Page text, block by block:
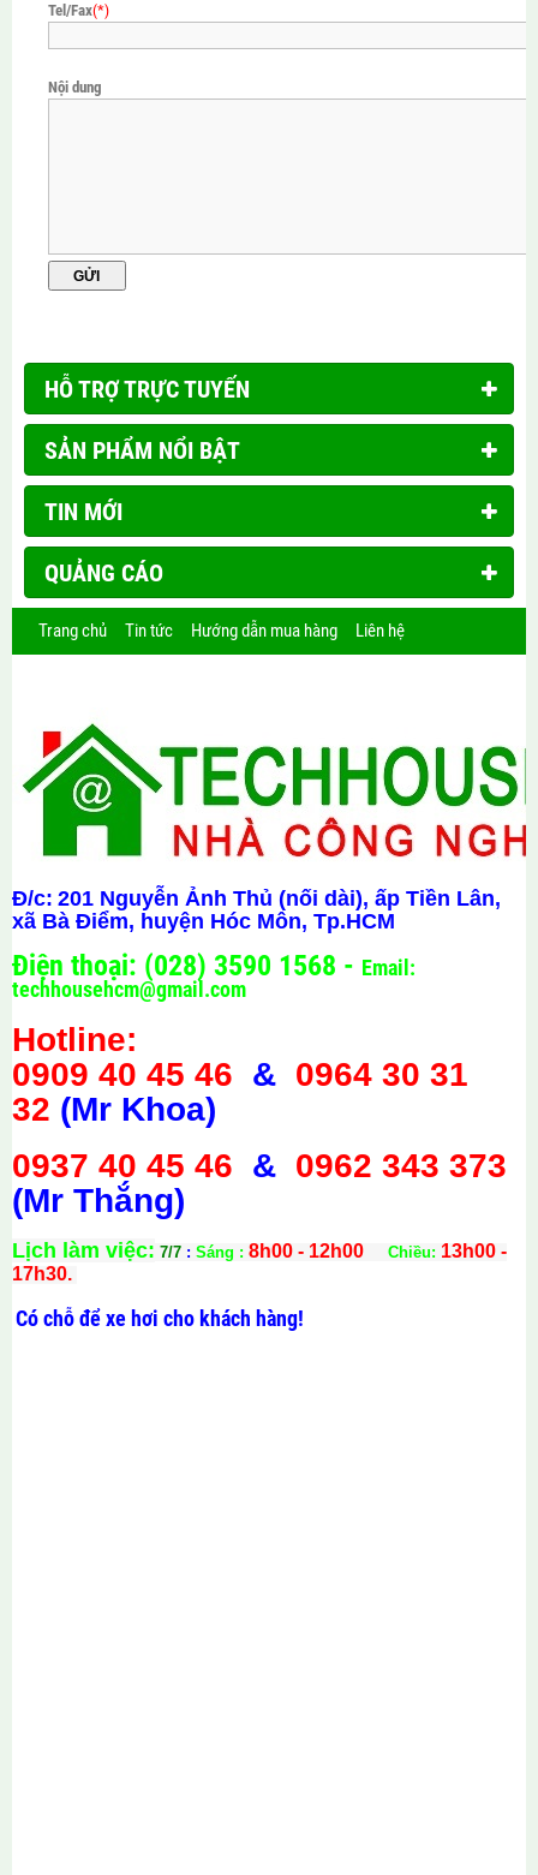
Tel/Fax(*)
Nội dung
HỖ TRỢ TRỰC TUYẾN
SẢN PHẨM NỔI BẬT
TIN MỚI
QUẢNG CÁO
Trang chủ Tin tức Hướng dẫn mua hàng Liên hệ
Đ/c: 201 Nguyễn Ảnh Thủ (nối dài), ấp Tiền Lân,
xã Bà Điểm, huyện Hóc Môn, Tp.HCM
Điện thoại: (028) 3590 1568 - Email:
techhousehcm@gmail.com
Hotline:
0909 40 45 46 & 0964 30 31
32 (Mr Khoa)
0937 40 45 46 &0962 343 373
(Mr Thắng)
Lịch làm việc: 7/7: Sáng : 8h00 - 12h00 Chiều: 13h00 -
17h30.
Có chỗ để xe hơi cho khách hàng!